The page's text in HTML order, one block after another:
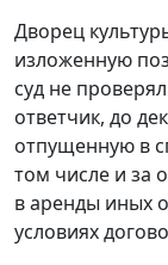
Дворец
изложенную
суд не
ответчик, до
отпущенную в
том числе и за
в аренды иных
условиях